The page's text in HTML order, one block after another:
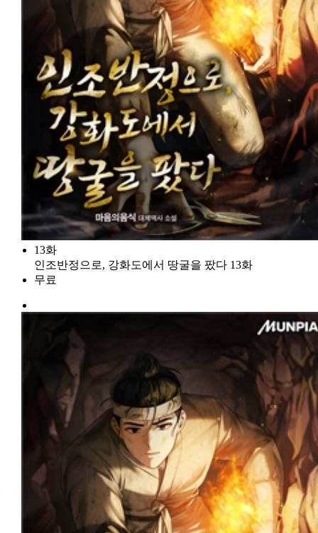
13화
인조반정으로, 강화도에서 땅굴을 팠다 13화
무료